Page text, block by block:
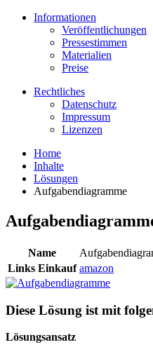
Informationen
Veröffentlichungen
Pressestimmen
Materialien
Preise
Rechtliches
Datenschutz
Impressum
Lizenzen
Home
Inhalte
Lösungen
Aufgabendiagramme
Name
Links Einkauf amazon
Diese Lösung ist mit
Lösungsansatz